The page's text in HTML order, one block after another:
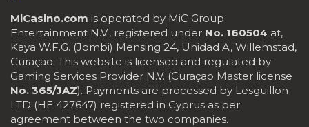
MiCasino.com is operated by MiC Group
Entertainment N.V., registered under No. 160504 at,
Kaya W.F.G. (Jombi) Mensing 24, Unidad A, Willemstad,
Curaçao. This website is licensed and regulated by
Gaming Services Provider N.V. (Curaçao Master license
No. 365/JAZ). Payments are processed by Lesguillon
LTD (HE 427647) registered in Cyprus as per
agreement between the two companies.